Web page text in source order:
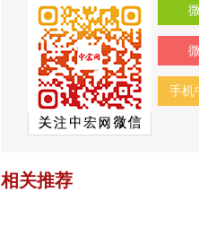
手机
相关推荐